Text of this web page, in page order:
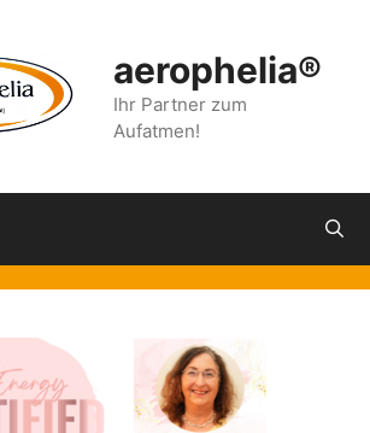
aerophelia®
Ihr Partner zum
Aufatmen!